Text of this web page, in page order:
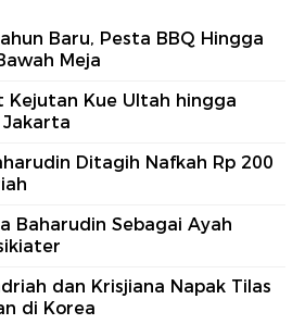
Baru, Pesta BBQ Hingga
Meja
Kejutan Kue Ultah hingga
Jakarta
Ditagih Nafkah Rp 200
Baharudin Sebagai Ayah
dan Krisjiana Napak Tilas
di Korea